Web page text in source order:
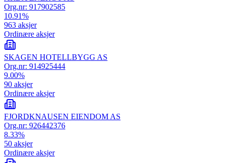
Org.nr: 917902585
10.91%
963 aksjer
Ordinære aksjer
SKAGEN HOTELLBYGG AS
Org.nr: 914925444
9.00%
90 aksjer
Ordinære aksjer
FJORDKNAUSEN EIENDOM AS
Org.nr: 926442376
8.33%
50 aksjer
Ordinære aksjer